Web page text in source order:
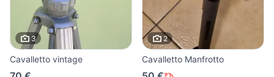
3
Cavalletto vintage
2
Cavalletto Manfrotto